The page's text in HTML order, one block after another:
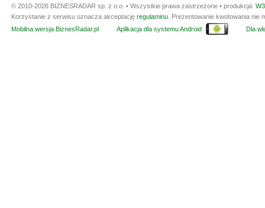
© 2010-2026 BIZNESRADAR sp. z o.o. • Wszystkie prawa zastrzeżone • produkcja:
Korzystanie z serwisu oznacza akceptację regulaminu . Prezentowanie kwotowania
Mobilna wersja BiznesRadar.pl
Aplikacja dla systemu Android Dla